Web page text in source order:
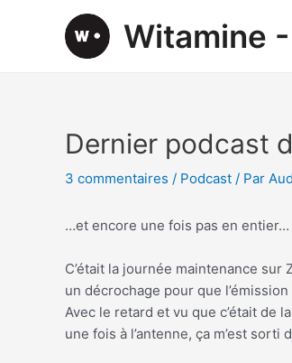
Witamine
Dernier podcast
3 commentaires / Podcast / Par
…et encore une fois pas en entier…
C’était la journée maintenance sur
un décrochage pour que
Avec le retard et vu que c’était de
une fois à l’antenne, ça m’est sorti